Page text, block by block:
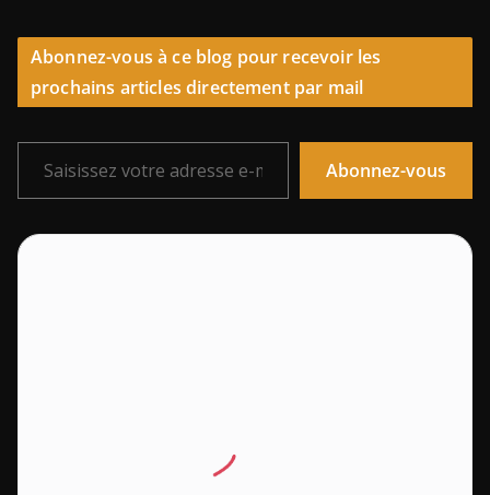
Abonnez-vous à ce blog pour recevoir les
prochains articles directement par mail
Saisissez votre adresse e-mail…
Abonnez-vous